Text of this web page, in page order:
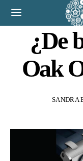
¿De
Oak
SANDRA